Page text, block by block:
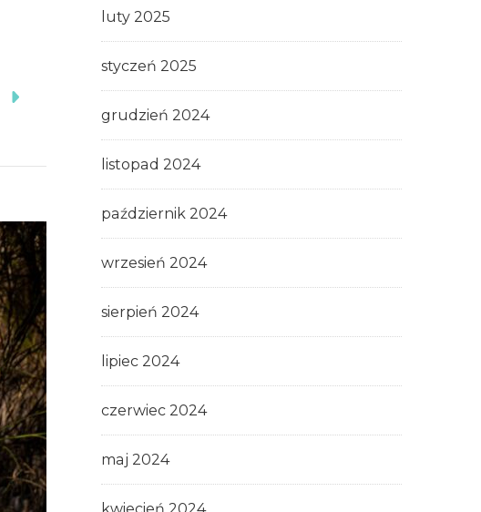
luty 2025
styczeń 2025
grudzień 2024
listopad 2024
październik 2024
wrzesień 2024
sierpień 2024
lipiec 2024
czerwiec 2024
maj 2024